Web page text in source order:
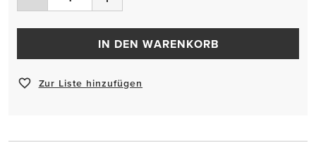
IN DEN WARENKORB
Zur Liste hinzufügen